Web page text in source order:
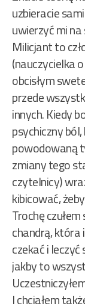
uzbieracie
uwierzyć mi na
Milicjant to
(nauczycielka
obcisłym
przede
innych. Kiedy
psychiczny
powodowaną
zmiany tego
czytelnicy)
kibicować,
Trochę
chandrą, która
czekać i leczyć
jakby to
I chciałem